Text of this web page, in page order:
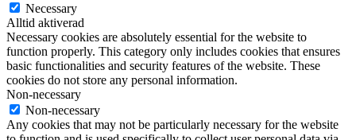
Necessary
Alltid aktiverad
Necessary cookies are absolutely essential for the website to
function properly. This category only includes cookies that ensures
basic functionalities and security features of the website. These
cookies do not store any personal information.
Non-necessary
Non-necessary
Any cookies that may not be particularly necessary for the website